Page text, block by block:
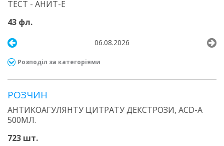
ТЕСТ - АНИТ-Е
43 фл.
06.08.2026
Розподіл за категоріями
РОЗЧИН
АНТИКОАГУЛЯНТУ ЦИТРАТУ ДЕКСТРОЗИ, ACD-A
500МЛ.
723 шт.